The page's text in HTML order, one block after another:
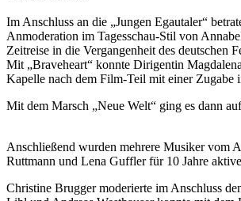
Im Anschluss an die „Jungen Egautaler“
Anmoderation im Tagesschau-Stil von
Zeitreise in die Vergangenheit des deutschen
Mit „Braveheart“ konnte Dirigentin
Kapelle nach dem Film-Teil mit einer Zugabe
Mit dem Marsch „Neue Welt“ ging es dann
Anschließend wurden mehrere Musiker vom
Ruttmann und Lena Guffler für 10 Jahre
Christine Brugger moderierte im Anschluss